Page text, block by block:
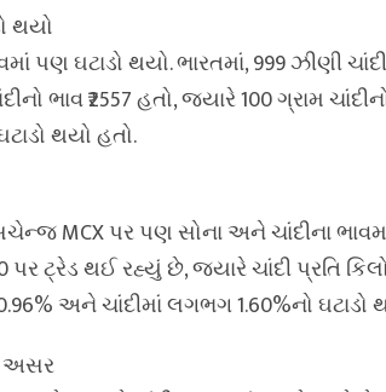
થયો
પણ ઘટાડો થયો. ભારતમાં, 999 ઝીણી
ભાવ ₹2557 હતો, જ્યારે 100 ગ્રામ
થયો હતો.
MCX પર પણ સોના અને ચાંદીના
પર ટ્રેડ થઈ રહ્યું છે, જ્યારે ચાંદી પ્રતિ
અને ચાંદીમાં લગભગ 1.60%નો ઘટાડો
અસર